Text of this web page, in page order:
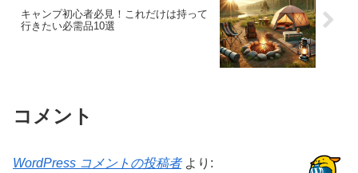
キャンプ初心者必見！これだけは持って
行きたい必需品10選
コメント
WordPress コメントの投稿者 より: